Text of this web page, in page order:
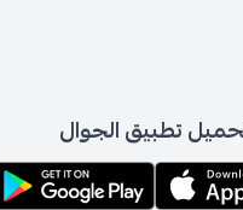
تطبيق الجوال